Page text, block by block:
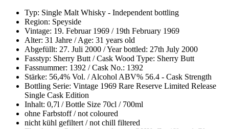
Typ: Single Malt Whisky - Independent bottling
Region: Speyside
Vintage: 19. Februar 1969 / 19th February 1969
Alter: 31 Jahre / Age: 31 years old
Abgefüllt: 27. Juli 2000 / Year bottled: 27th July 2000
Fasstyp: Sherry Butt / Cask Wood Type: Sherry Butt
Fassnummer: 1392 / Cask No.: 1392
Stärke: 56,4% Vol. / Alcohol ABV% 56.4 - Cask Strength
Bottling Serie: Vintage 1969 Rare Reserve Limited Release
Single Cask Edition
Inhalt: 0,7l / Bottle Size 70cl / 700ml
ohne Farbstoff / not coloured
nicht kühl gefiltert / not chill filtered